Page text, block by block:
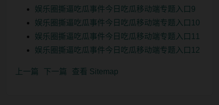
娱乐圈撕逼吃瓜事件今日吃瓜移动端专题入口9
娱乐圈撕逼吃瓜事件今日吃瓜移动端专题入口10
娱乐圈撕逼吃瓜事件今日吃瓜移动端专题入口11
娱乐圈撕逼吃瓜事件今日吃瓜移动端专题入口12
上一篇 下一篇 查看 Sitemap